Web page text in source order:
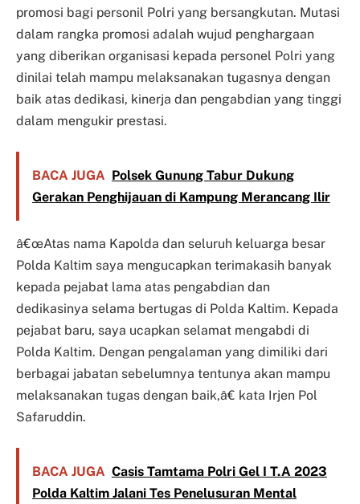
promosi bagi personil Polri yang bersangkutan. Mutasi
dalam rangka promosi adalah wujud penghargaan
yang diberikan organisasi kepada personel Polri yang
dinilai telah mampu melaksanakan tugasnya dengan
baik atas dedikasi, kinerja dan pengabdian yang tinggi
dalam mengukir prestasi.
BACA JUGA Polsek Gunung Tabur Dukung
Gerakan Penghijauan di Kampung Merancang Ilir
â€œAtas nama Kapolda dan seluruh keluarga besar
Polda Kaltim saya mengucapkan terimakasih banyak
kepada pejabat lama atas pengabdian dan
dedikasinya selama bertugas di Polda Kaltim. Kepada
pejabat baru, saya ucapkan selamat mengabdi di
Polda Kaltim. Dengan pengalaman yang dimiliki dari
berbagai jabatan sebelumnya tentunya akan mampu
melaksanakan tugas dengan baik,â€ kata Irjen Pol
Safaruddin.
BACA JUGA Casis Tamtama Polri Gel I T.A 2023
Polda Kaltim Jalani Tes Penelusuran Mental